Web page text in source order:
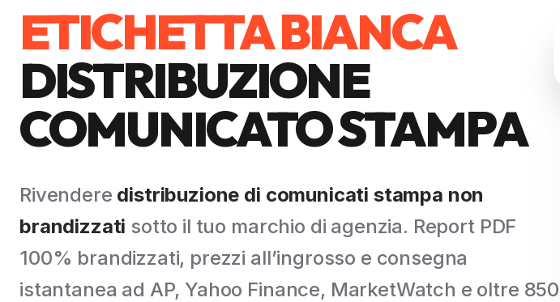
ETICHETTA BIANCA
DISTRIBUZIONE
COMUNICATO STAMPA
Rivendere distribuzione di comunicati stampa non
brandizzati sotto il tuo marchio di agenzia. Report PDF
100% brandizzati, prezzi all’ingrosso e consegna
istantanea ad AP, Yahoo Finance, MarketWatch e oltre 850